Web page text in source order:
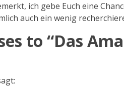
ich gebe Euch eine
auch ein wenig
to “Das